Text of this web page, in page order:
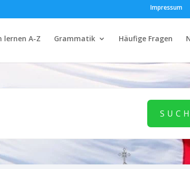
Impressum
lernen A-Z Grammatik Häufige Fragen